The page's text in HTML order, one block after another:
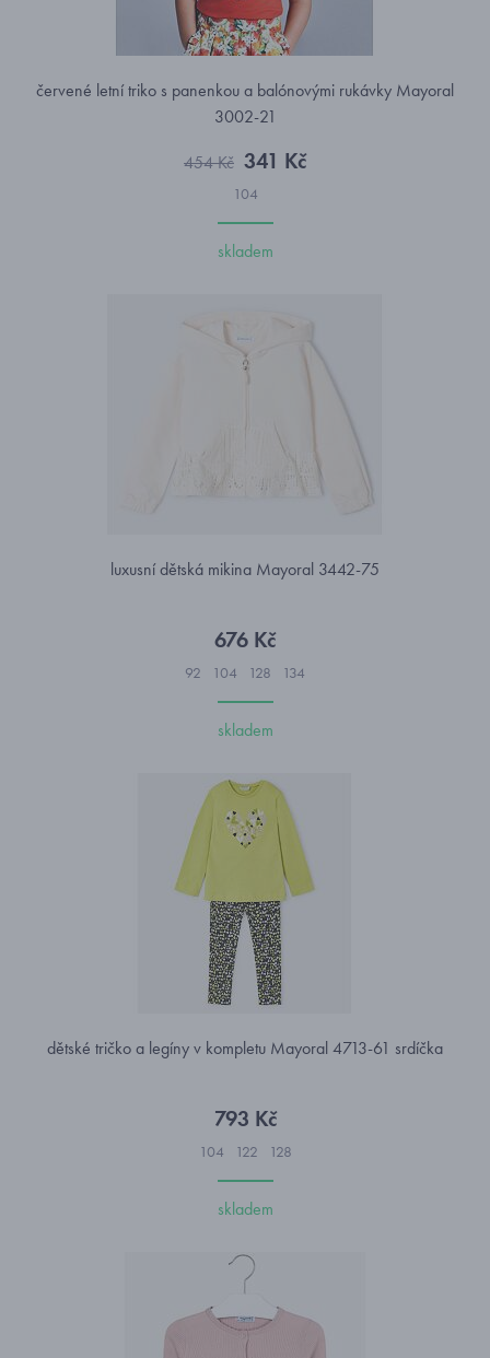
červené letní triko s panenkou a balónovými rukávky Mayoral
3002-21
454 Kč 341 Kč
104
skladem
luxusní dětská mikina Mayoral 3442-75
676 Kč
92 104 128 134
skladem
dětské tričko a legíny v kompletu Mayoral 4713-61 srdíčka
793 Kč
104 122 128
skladem